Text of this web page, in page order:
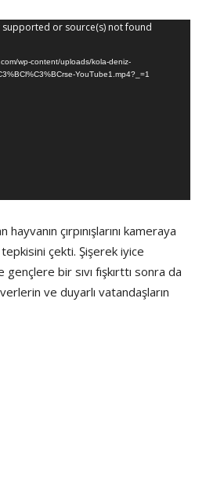
or source(s) not found
wp-content/uploads/kola-deniz-
YouTube1.mp4?_=1
çırpınışlarını kameraya
çekti. Şişerek iyice
bir sıvı fışkırttı sonra da
ve duyarlı vatandaşların